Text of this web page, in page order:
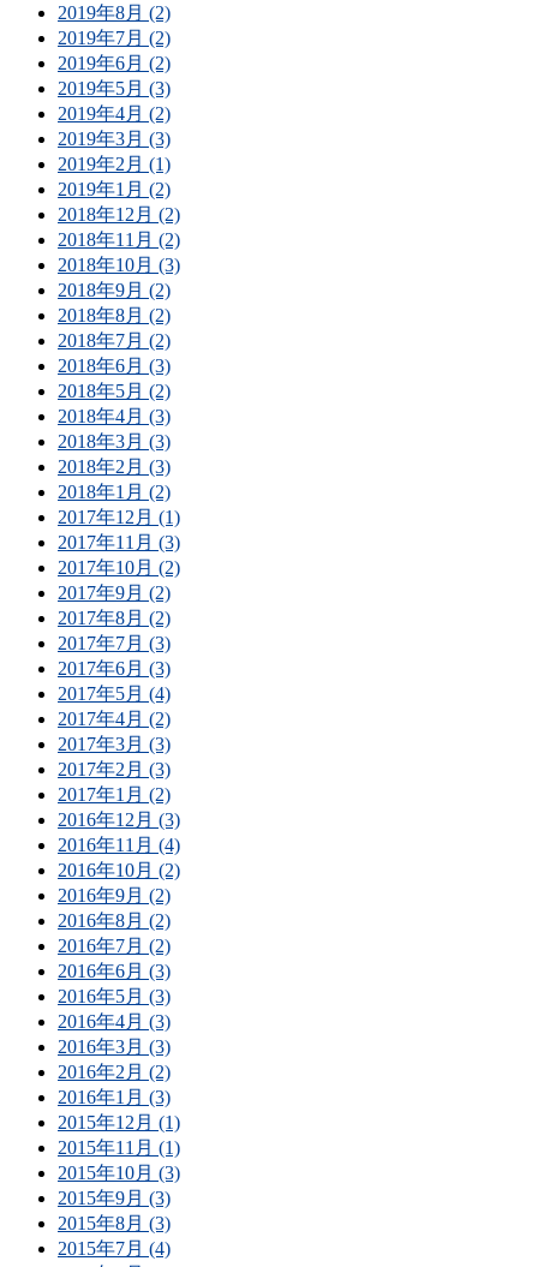
2019年8月 (2)
2019年7月 (2)
2019年6月 (2)
2019年5月 (3)
2019年4月 (2)
2019年3月 (3)
2019年2月 (1)
2019年1月 (2)
2018年12月 (2)
2018年11月 (2)
2018年10月 (3)
2018年9月 (2)
2018年8月 (2)
2018年7月 (2)
2018年6月 (3)
2018年5月 (2)
2018年4月 (3)
2018年3月 (3)
2018年2月 (3)
2018年1月 (2)
2017年12月 (1)
2017年11月 (3)
2017年10月 (2)
2017年9月 (2)
2017年8月 (2)
2017年7月 (3)
2017年6月 (3)
2017年5月 (4)
2017年4月 (2)
2017年3月 (3)
2017年2月 (3)
2017年1月 (2)
2016年12月 (3)
2016年11月 (4)
2016年10月 (2)
2016年9月 (2)
2016年8月 (2)
2016年7月 (2)
2016年6月 (3)
2016年5月 (3)
2016年4月 (3)
2016年3月 (3)
2016年2月 (2)
2016年1月 (3)
2015年12月 (1)
2015年11月 (1)
2015年10月 (3)
2015年9月 (3)
2015年8月 (3)
2015年7月 (4)